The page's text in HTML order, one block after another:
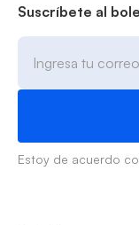
Suscríbete al
Estoy de acuerdo